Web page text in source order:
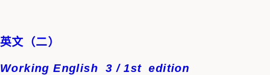
英文（二）
Working English 3 / 1st edition